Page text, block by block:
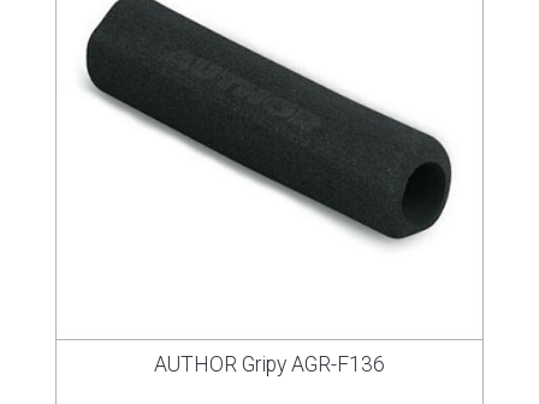
AUTHOR Gripy AGR-F136